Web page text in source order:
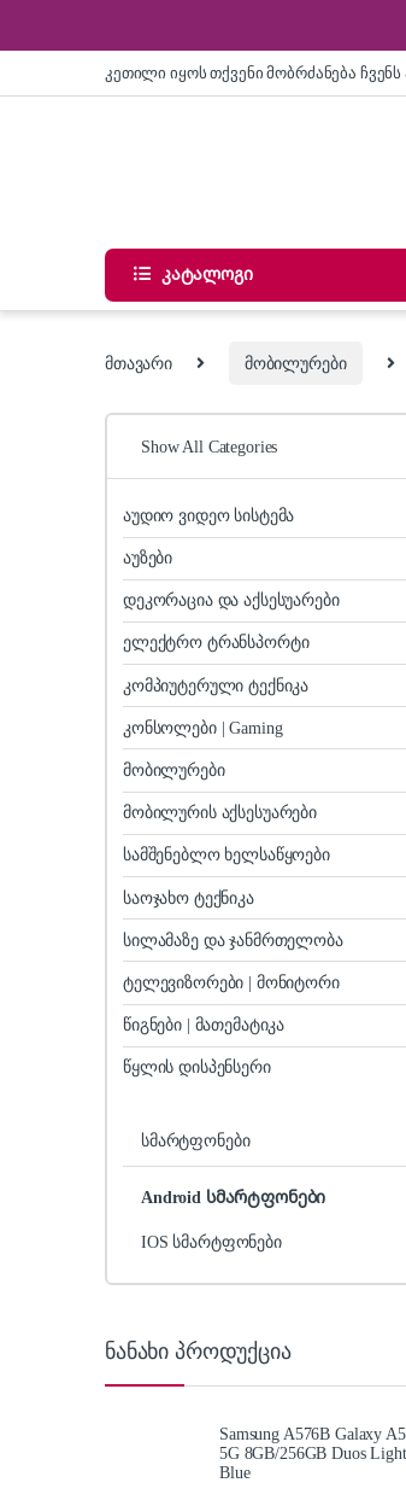
კეთილი იყოს თქვენი მობრძანება ჩვენს
კატალოგი
მთავარი მობილურები
Show All Categories
აუდიო ვიდეო სისტემა
აუზები
დეკორაცია და აქსესუარები
ელექტრო ტრანსპორტი
კომპიუტერული ტექნიკა
კონსოლები | Gaming
მობილურები
მობილურის აქსესუარები
სამშენებლო ხელსაწყოები
საოჯახო ტექნიკა
სილამაზე და ჯანმრთელობა
ტელევიზორები | მონიტორი
წიგნები | მათემატიკა
წყლის დისპენსერი
სმარტფონები
Android სმარტფონები
IOS სმარტფონები
ნანახი პროდუქცია
Samsung A576B Galaxy
5G 8GB/256GB Duos Light
Blue